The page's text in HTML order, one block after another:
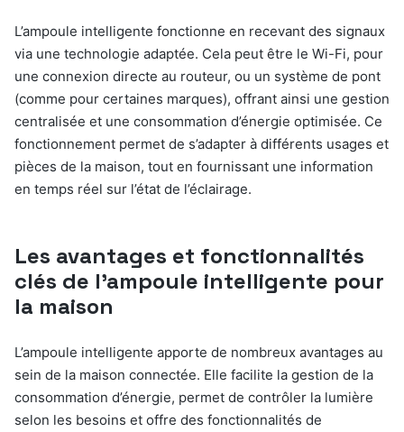
L’ampoule intelligente fonctionne en recevant des signaux
via une technologie adaptée. Cela peut être le Wi-Fi, pour
une connexion directe au routeur, ou un système de pont
(comme pour certaines marques), offrant ainsi une gestion
centralisée et une consommation d’énergie optimisée. Ce
fonctionnement permet de s’adapter à différents usages et
pièces de la maison, tout en fournissant une information
en temps réel sur l’état de l’éclairage.
Les avantages et fonctionnalités
clés de l’ampoule intelligente pour
la maison
L’ampoule intelligente apporte de nombreux avantages au
sein de la maison connectée. Elle facilite la gestion de la
consommation d’énergie, permet de contrôler la lumière
selon les besoins et offre des fonctionnalités de